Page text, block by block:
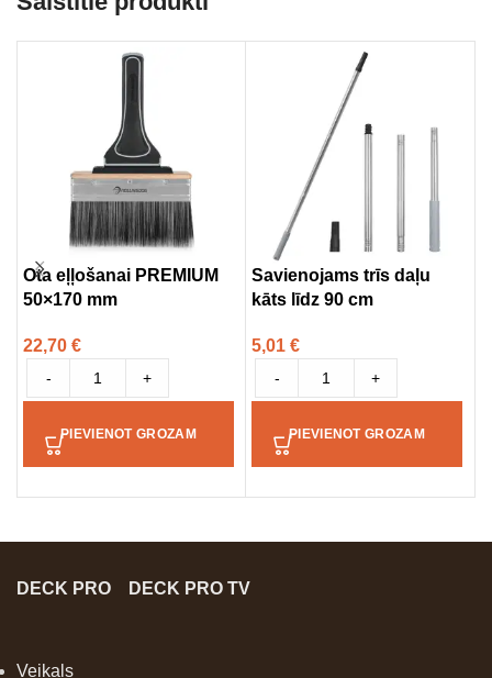
Ota eļļošanai PREMIUM
50×170 mm
22,70 €
- +
PIEVIENOT GROZAM
Savienojams trīs daļu
kāts līdz 90 cm
5,01 €
- +
PIEVIENOT GROZAM
DECK PRO DECK PRO TV
Veikals